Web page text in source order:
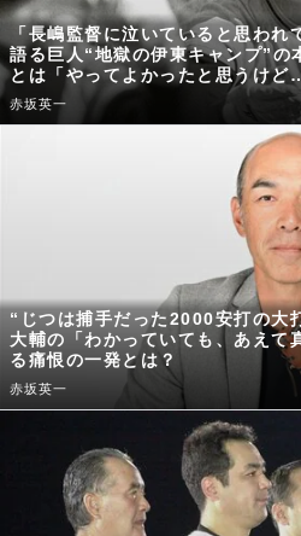
「長嶋監督に泣いていると思わ
語る巨人“地獄の伊東キャンプ”
とは「やってよかったと思うけど
赤坂英一
“じつは捕手だった2000安打の大
大輔の「わかっていても、あえ
る痛恨の一発とは？
赤坂英一